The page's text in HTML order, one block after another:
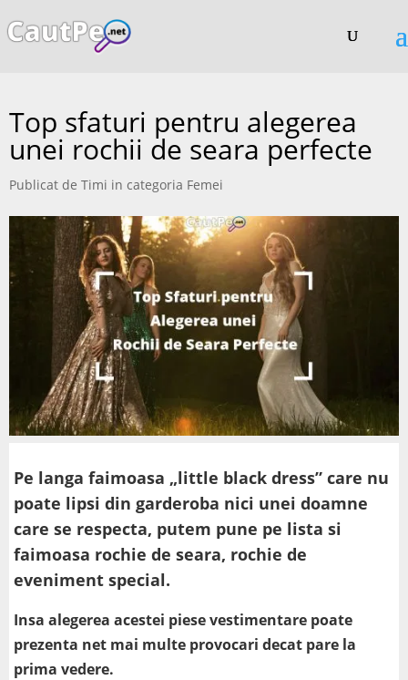
Top sfaturi pentru alegerea
unei rochii de seara perfecte
Publicat de Timi in categoria Femei
Pe langa faimoasa „little black dress” care nu
poate lipsi din garderoba nici unei doamne
care se respecta, putem pune pe lista si
faimoasa rochie de seara, rochie de
eveniment special.
Insa alegerea acestei piese vestimentare poate
prezenta net mai multe provocari decat pare la
prima vedere.